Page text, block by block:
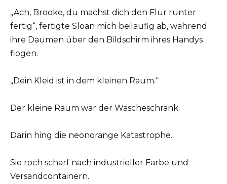
„Ach, Brooke, du machst dich den Flur runter
fertig“, fertigte Sloan mich beiläufig ab, während
ihre Daumen über den Bildschirm ihres Handys
flogen.
„Dein Kleid ist in dem kleinen Raum.“
Der kleine Raum war der Wäscheschrank.
Darin hing die neonorange Katastrophe.
Sie roch scharf nach industrieller Farbe und
Versandcontainern.